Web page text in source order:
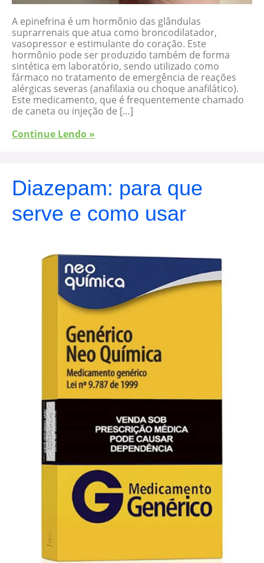
A epinefrina é um hormônio das glândulas
suprarrenais que atua como broncodilatador,
vasopressor e estimulante do coração. Este
hormônio pode ser produzido também de forma
sintética em laboratório, sendo utilizado como
fármaco no tratamento de emergência de reações
alérgicas severas (anafilaxia ou choque anafilático).
Este medicamento, que é frequentemente chamado
de caneta ou injeção de […]
Continue Lendo »
Diazepam: para que
serve e como usar